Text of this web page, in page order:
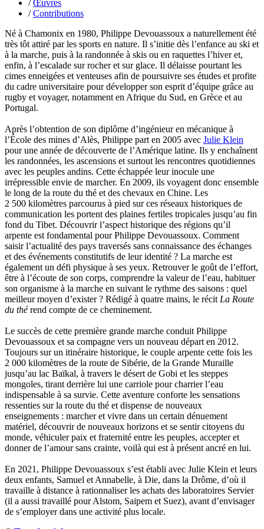
Hussenet Emmanuel
Jacq Marie-Claire
Jallade Sébastien
Janichon Gérard
Kerouedan Annie
Klein Julie
Klotz Lætitia
Klvana Ilya
Labouche Didier
Lacarrière Jacques
Lacrampe Corine
Lagny Laurence
Laheurte Marielle
Lamotte Aymeric de
Lanni Dominique
Lanouguère-Bruneau Virginie
Lantz François
Lautier-Gaud Jean
Le Maître Anne
Leblanc Léopoldine
Leblay Julien
Lebrun Alain
Lefèvre David
Lelièvre Olivier
Lemire Olivier
Lemonnier Philippe
Lodoidamba Chadraabalyn
Loireau Alexis
Loquet Denis
Lutz Philippe
Luzzatto-Béjanin Béatrice
Manoukian Patrick
Marcel Patrick
Marthaler Claude
Mathé Brian
Mathieu Sandra
Miollis Bertrand de
Mittelette Eddie
Mouginet Xavier
Moullec Christian
Muller Victor
Neyret Pierre
Neyroud Michel
/Œuvres
/Contributions
Né à Chamonix en 1980, Philippe Devouassoux a naturellement été
très tôt attiré par les sports en nature. Il s’initie dès l’enfance au ski et
à la marche, puis à la randonnée à skis ou en raquettes l’hiver et,
enfin, à l’escalade sur rocher et sur glace. Il délaisse pourtant les
cimes enneigées et venteuses afin de poursuivre ses études et profite
du cadre universitaire pour développer son esprit d’équipe grâce au
rugby et voyager, notamment en Afrique du Sud, en Grèce et au
Portugal.
Après l’obtention de son diplôme d’ingénieur en mécanique à
l’École des mines d’Alès, Philippe part en 2005 avec Julie Klein
pour une année de découverte de l’Amérique latine. Ils y enchaînent
les randonnées, les ascensions et surtout les rencontres quotidiennes
avec les peuples andins. Cette échappée leur inocule une
irrépressible envie de marcher. En 2009, ils voyagent donc ensemble
le long de la route du thé et des chevaux en Chine. Les
2 500 kilomètres parcourus à pied sur ces réseaux historiques de
communication les portent des plaines fertiles tropicales jusqu’au fin
fond du Tibet. Découvrir l’aspect historique des régions qu’il
arpente est fondamental pour Philippe Devouassoux. Comment
saisir l’actualité des pays traversés sans connaissance des échanges
et des événements constitutifs de leur identité ? La marche est
également un défi physique à ses yeux. Retrouver le goût de l’effort,
être à l’écoute de son corps, comprendre la valeur de l’eau, habituer
son organisme à la marche en suivant le rythme des saisons : quel
meilleur moyen d’exister ? Rédigé à quatre mains, le récit La Route
du thérend compte de ce cheminement.
Le succès de cette première grande marche conduit Philippe
Devouassoux et sa compagne vers un nouveau départ en 2012.
Toujours sur un itinéraire historique, le couple arpente cette fois les
2 000 kilomètres de la route de Sibérie, de la Grande Muraille
jusqu’au lac Baïkal, à travers le désert de Gobi et les steppes
mongoles, tirant derrière lui une carriole pour charrier l’eau
indispensable à sa survie. Cette aventure conforte les sensations
ressenties sur la route du thé et dispense de nouveaux
enseignements : marcher et vivre dans un certain dénuement
matériel, découvrir de nouveaux horizons et se sentir citoyens du
monde, véhiculer paix et fraternité entre les peuples, accepter et
donner de l’amour sans crainte, voilà qui est à présent ancré en lui.
En 2021, Philippe Devouassoux s’est établi avec Julie Klein et leurs
deux enfants, Samuel et Annabelle, à Die, dans la Drôme, d’où il
travaille à distance à rationnaliser les achats des laboratoires Servier
(il a aussi travaillé pour Alstom, Saipem et Suez), avant d’envisager
de s’employer dans une activité plus locale.